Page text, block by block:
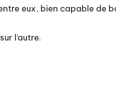
eux, bien capable de
l’autre.